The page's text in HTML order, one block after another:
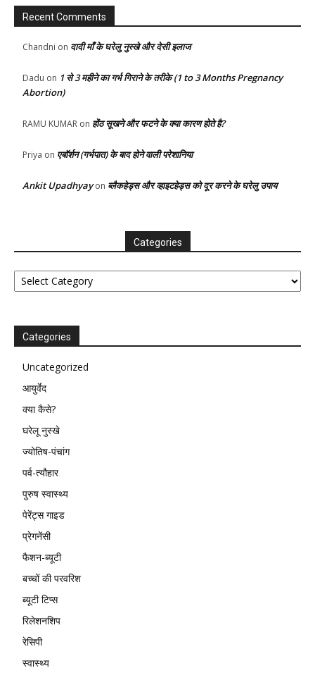
Recent Comments
Chandni on दादी माँ के घरेलु नुस्खे और देसी इलाज
Dadu on 1 से 3 महीने का गर्भ गिराने के तरीके (1 to 3 Months Pregnancy
Abortion)
RAMU KUMAR on होंठ सूखने और फटने के क्या कारण होते है?
Priya on एबॉर्शन (गर्भपात) के बाद होने वाली परेशानिया
Ankit Upadhyayon ब्लैकहेड्स और व्हाइटहेड्स को दूर करने के घरेलु उपाय
Categories
Categories
Categories
Uncategorized
आयुर्वेद
क्या कैसे?
घरेलू नुस्खे
ज्योतिष-पंचांग
पर्व-त्यौहार
पुरुष स्वास्थ्य
पेरेंट्स गाइड
प्रेगनेंसी
फैशन-ब्यूटी
बच्चों की परवरिश
ब्यूटी टिप्स
रिलेशनशिप
रेसिपी
स्वास्थ्य